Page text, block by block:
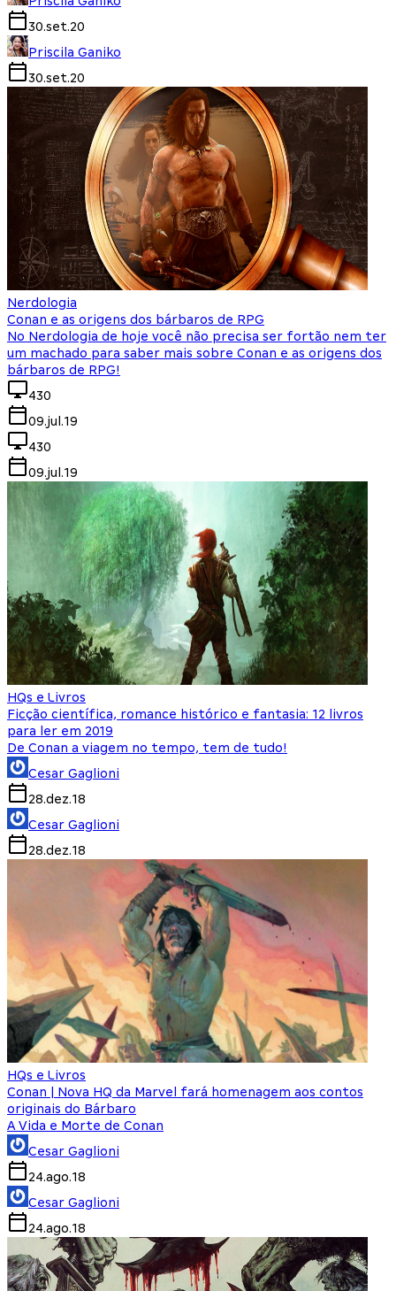
30.set.20
Priscila Ganiko
30.set.20
Nerdologia
Conan e as origens dos bárbaros de RPG
No Nerdologia de hoje você não precisa ser fortão nem ter
um machado para saber mais sobre Conan e as origens dos
bárbaros de RPG!
430
09.jul.19
430
09.jul.19
HQs e Livros
Ficção científica, romance histórico e fantasia: 12 livros
para ler em 2019
De Conan a viagem no tempo, tem de tudo!
Cesar Gaglioni
28.dez.18
Cesar Gaglioni
28.dez.18
HQs e Livros
Conan | Nova HQ da Marvel fará homenagem aos contos
originais do Bárbaro
A Vida e Morte de Conan
Cesar Gaglioni
24.ago.18
Cesar Gaglioni
24.ago.18